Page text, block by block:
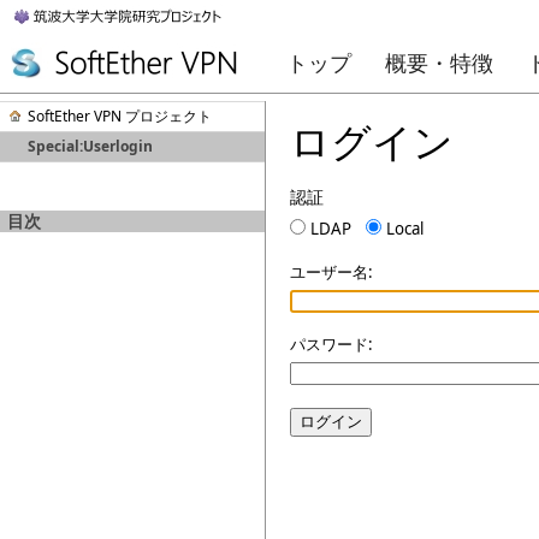
トップ 概要・特徴
SoftEther VPN プロジェクト
Special:Userlogin
目次
ログイン
認証
LDAP
Local
ユーザー名:
パスワード:
ログイン